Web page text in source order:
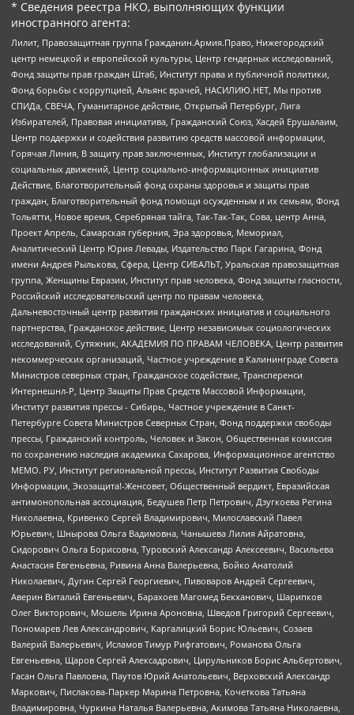
* Сведения реестра НКО, выполняющих функции
иностранного агента:
Лилит, Правозащитная группа Гражданин.Армия.Право, Нижегородский
центр немецкой и европейской культуры, Центр гендерных исследований,
Фонд защиты прав граждан Штаб, Институт права и публичной политики,
Фонд борьбы с коррупцией, Альянс врачей, НАСИЛИЮ.НЕТ, Мы против
СПИДа, СВЕЧА, Гуманитарное действие, Открытый Петербург, Лига
Избирателей, Правовая инициатива, Гражданский Союз, Хасдей Ерушалаим,
Центр поддержки и содействия развитию средств массовой информации,
Горячая Линия, В защиту прав заключенных, Институт глобализации и
социальных движений, Центр социально-информационных инициатив
Действие, Благотворительный фонд охраны здоровья и защиты прав
граждан, Благотворительный фонд помощи осужденным и их семьям, Фонд
Тольятти, Новое время, Серебряная тайга, Так-Так-Так, Сова, центр Анна,
Проект Апрель, Самарская губерния, Эра здоровья, Мемориал,
Аналитический Центр Юрия Левады, Издательство Парк Гагарина, Фонд
имени Андрея Рылькова, Сфера, Центр СИБАЛЬТ, Уральская правозащитная
группа, Женщины Евразии, Институт прав человека, Фонд защиты гласности,
Российский исследовательский центр по правам человека,
Дальневосточный центр развития гражданских инициатив и социального
партнерства, Гражданское действие, Центр независимых социологических
исследований, Сутяжник, АКАДЕМИЯ ПО ПРАВАМ ЧЕЛОВЕКА, Центр развития
некоммерческих организаций, Частное учреждение в Калининграде Совета
Министров северных стран, Гражданское содействие, Трансперенси
Интернешнл-Р, Центр Защиты Прав Средств Массовой Информации,
Институт развития прессы - Сибирь, Частное учреждение в Санкт-
Петербурге Совета Министров Северных Стран, Фонд поддержки свободы
прессы, Гражданский контроль, Человек и Закон, Общественная комиссия
по сохранению наследия академика Сахарова, Информационное агентство
МЕМО. РУ, Институт региональной прессы, Институт Развития Свободы
Информации, Экозащита!-Женсовет, Общественный вердикт, Евразийская
антимонопольная ассоциация, Бедушев Петр Петрович, Дзугкоева Регина
Николаевна, Кривенко Сергей Владимирович, Милославский Павел
Юрьевич, Шнырова Ольга Вадимовна, Чанышева Лилия Айратовна,
Сидорович Ольга Борисовна, Туровский Александр Алексеевич, Васильева
Анастасия Евгеньевна, Ривина Анна Валерьевна, Бойко Анатолий
Николаевич, Дугин Сергей Георгиевич, Пивоваров Андрей Сергеевич,
Аверин Виталий Евгеньевич, Барахоев Магомед Бекханович, Шарипков
Олег Викторович, Мошель Ирина Ароновна, Шведов Григорий Сергеевич,
Пономарев Лев Александрович, Каргалицкий Борис Юльевич, Созаев
Валерий Валерьевич, Исламов Тимур Рифгатович, Романова Ольга
Евгеньевна, Щаров Сергей Алексадрович, Цирульников Борис Альбертович,
Гасан Ольга Павловна, Паутов Юрий Анатольевич, Верховский Александр
Маркович, Пислакова-Паркер Марина Петровна, Кочеткова Татьяна
Владимировна, Чуркина Наталья Валерьевна, Акимова Татьяна Николаевна,